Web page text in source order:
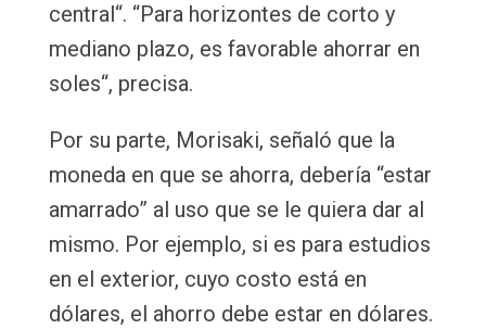
central“. “Para horizontes de corto y
mediano plazo, es favorable ahorrar en
soles“, precisa.
Por su parte, Morisaki, señaló que la
moneda en que se ahorra, debería “estar
amarrado” al uso que se le quiera dar al
mismo. Por ejemplo, si es para estudios
en el exterior, cuyo costo está en
dólares, el ahorro debe estar en dólares.